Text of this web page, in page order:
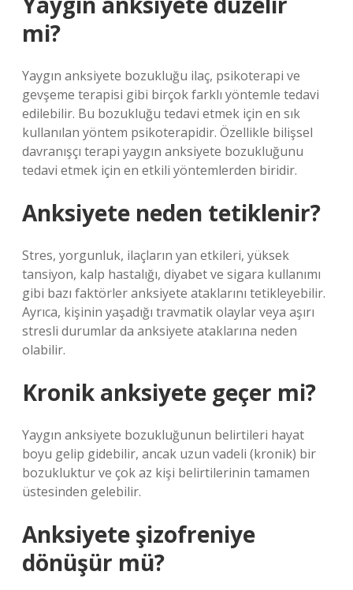
mi?
Yaygın anksiyete bozukluğu ilaç, psikoterapi ve
gevşeme terapisi gibi birçok farklı yöntemle tedavi
edilebilir. Bu bozukluğu tedavi etmek için en sık
kullanılan yöntem psikoterapidir. Özellikle bilişsel
davranışçı terapi yaygın anksiyete bozukluğunu
tedavi etmek için en etkili yöntemlerden biridir.
Anksiyete neden tetiklenir?
Stres, yorgunluk, ilaçların yan etkileri, yüksek
tansiyon, kalp hastalığı, diyabet ve sigara kullanımı
gibi bazı faktörler anksiyete ataklarını tetikleyebilir.
Ayrıca, kişinin yaşadığı travmatik olaylar veya aşırı
stresli durumlar da anksiyete ataklarına neden
olabilir.
Kronik anksiyete geçer mi?
Yaygın anksiyete bozukluğunun belirtileri hayat
boyu gelip gidebilir, ancak uzun vadeli (kronik) bir
bozukluktur ve çok az kişi belirtilerinin tamamen
üstesinden gelebilir.
Anksiyete şizofreniye
dönüşür mü?